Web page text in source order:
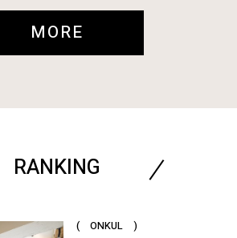
MORE
RANKING
( ONKUL )